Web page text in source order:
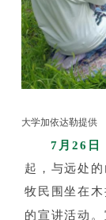
大学加依达勒提供
7月26日
起，与远处
牧民围坐在
的宣讲活动